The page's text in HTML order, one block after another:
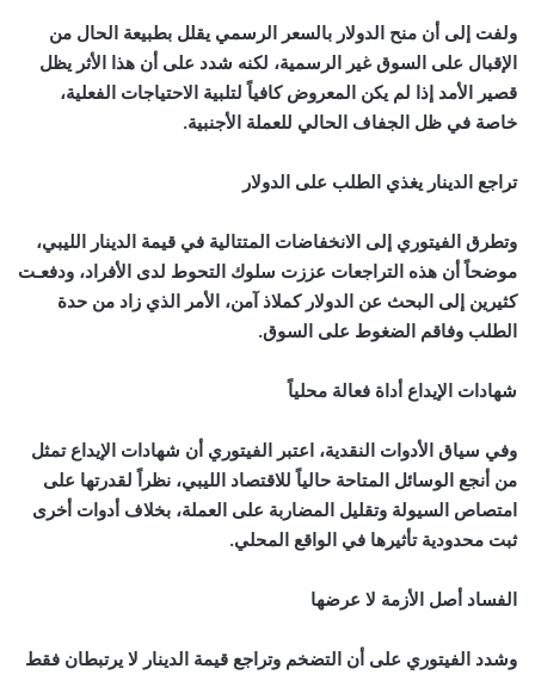
ولفت إلى أن منح الدولار بالسعر الرسمي يقلل بطبيعة الحال من
الإقبال على السوق غير الرسمية، لكنه شدد على أن هذا الأثر يظل
قصير الأمد إذا لم يكن المعروض كافياً لتلبية الاحتياجات الفعلية،
خاصة في ظل الجفاف الحالي للعملة الأجنبية.
تراجع الدينار يغذي الطلب على الدولار
وتطرق الفيتوري إلى الانخفاضات المتتالية في قيمة الدينار الليبي،
موضحاً أن هذه التراجعات عززت سلوك التحوط لدى الأفراد، ودفعـت
كثيرين إلى البحث عن الدولار كملاذ آمن، الأمر الذي زاد من حدة
الطلب وفاقم الضغوط على السوق.
شهادات الإيداع أداة فعالة محلياً
وفي سياق الأدوات النقدية، اعتبر الفيتوري أن شهادات الإيداع تمثل
من أنجع الوسائل المتاحة حالياً للاقتصاد الليبي، نظراً لقدرتها على
امتصاص السيولة وتقليل المضاربة على العملة، بخلاف أدوات أخرى
ثبت محدودية تأثيرها في الواقع المحلي.
الفساد أصل الأزمة لا عرضها
وشدد الفيتوري على أن التضخم وتراجع قيمة الدينار لا يرتبطان فقط